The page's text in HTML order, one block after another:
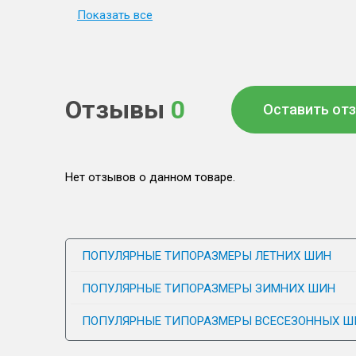
Показать все
Отзывы 0 Оставить
Нет отзывов о данном товаре.
ПОПУЛЯРНЫЕ ТИПОРАЗМЕРЫ ЛЕТНИХ ШИН
ПОПУЛЯРНЫЕ ТИПОРАЗМЕРЫ ЗИМНИХ ШИН
ПОПУЛЯРНЫЕ ТИПОРАЗМЕРЫ ВСЕСЕЗОННЫХ